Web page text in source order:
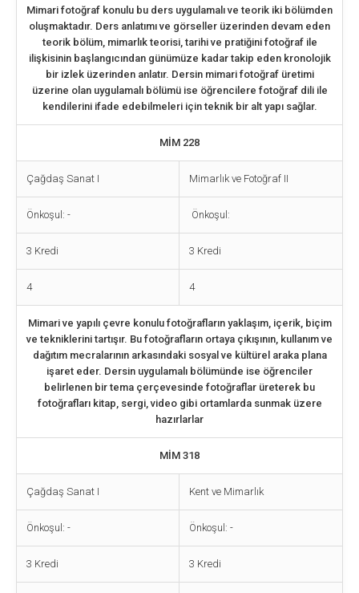
Mimari fotoğraf konulu bu ders uygulamalı ve teorik iki bölümden
oluşmaktadır. Ders anlatımı ve görseller üzerinden devam eden
teorik bölüm, mimarlık teorisi, tarihi ve pratiğini fotoğraf ile
ilişkisinin başlangıcından günümüze kadar takip eden kronolojik
bir izlek üzerinden anlatır. Dersin mimari fotoğraf üretimi
üzerine olan uygulamalı bölümü ise öğrencilere fotoğraf dili ile
kendilerini ifade edebilmeleri için teknik bir alt yapı sağlar.
MİM 228
Çağdaş Sanat I Mimarlık ve Fotoğraf II
Önkoşul: - Önkoşul:
3 Kredi 3 Kredi
4 4
Mimari ve yapılı çevre konulu fotoğrafların yaklaşım, içerik, biçim
ve tekniklerini tartışır. Bu fotoğrafların ortaya çıkışının, kullanım ve
dağıtım mecralarının arkasındaki sosyal ve kültürel araka plana
işaret eder. Dersin uygulamalı bölümünde ise öğrenciler
belirlenen bir tema çerçevesinde fotoğraflar üreterek bu
fotoğrafları kitap, sergi, video gibi ortamlarda sunmak üzere
hazırlarlar
MİM 318
Çağdaş Sanat I Kent ve Mimarlık
Önkoşul: - Önkoşul: -
3 Kredi 3 Kredi